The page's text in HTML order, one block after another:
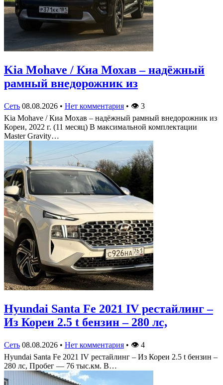
Kia Mohave / Киа Мохав – надёжный
рамный внедорожник из
Сеть 08.08.2026 • Нет комментария • 👁 3
Kia Mohave / Киа Мохав – надёжный рамный внедорожник из
Кореи, 2022 г. (11 месяц) В максимальной комплектации
Master Gravity…
Hyundai Santa Fe 2021 IV рестайлинг –
Из Кореи 2.5 t бензин – 280 лс,
Сеть 08.08.2026 • Нет комментария • 👁 4
Hyundai Santa Fe 2021 IV рестайлинг – Из Кореи 2.5 t бензин –
280 лс, Пробег — 76 тыс.км. В…